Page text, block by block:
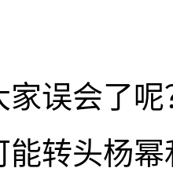
家误会了呢
能转头杨